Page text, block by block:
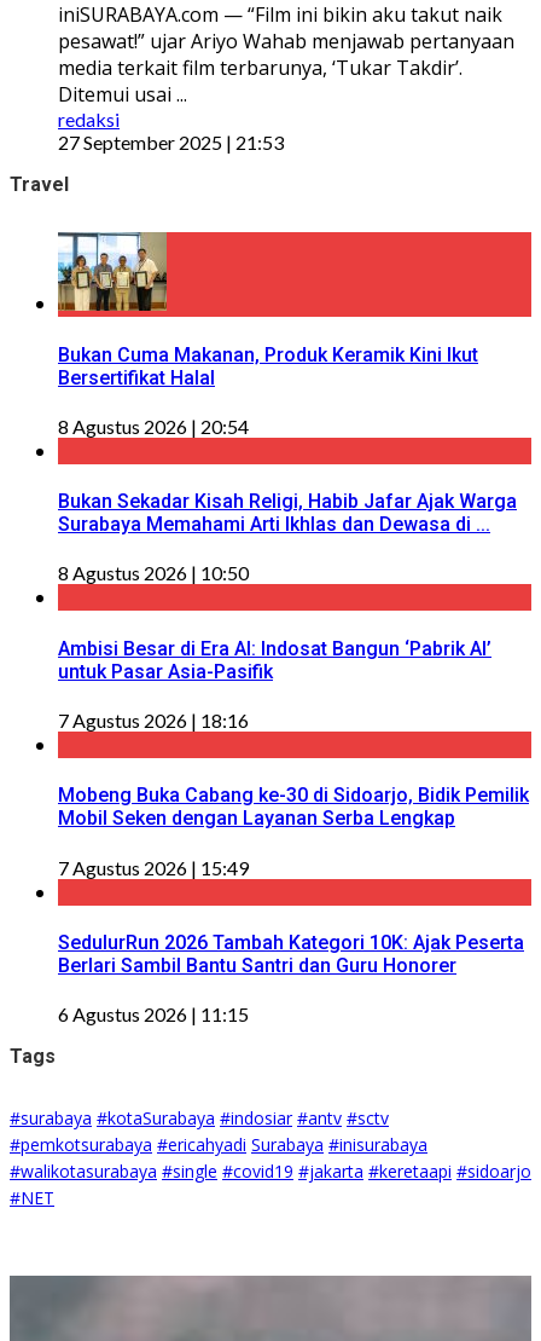
iniSURABAYA.com — “Film ini bikin aku takut naik
pesawat!” ujar Ariyo Wahab menjawab pertanyaan
media terkait film terbarunya, ‘Tukar Takdir’.
Ditemui usai ...
redaksi
27 September 2025 | 21:53
Travel
Bukan Cuma Makanan, Produk Keramik Kini Ikut
Bersertifikat Halal
8 Agustus 2026 | 20:54
Bukan Sekadar Kisah Religi, Habib Jafar Ajak Warga
Surabaya Memahami Arti Ikhlas dan Dewasa di ...
8 Agustus 2026 | 10:50
Ambisi Besar di Era AI: Indosat Bangun ‘Pabrik AI’
untuk Pasar Asia-Pasifik
7 Agustus 2026 | 18:16
Mobeng Buka Cabang ke-30 di Sidoarjo, Bidik Pemilik
Mobil Seken dengan Layanan Serba Lengkap
7 Agustus 2026 | 15:49
SedulurRun 2026 Tambah Kategori 10K: Ajak Peserta
Berlari Sambil Bantu Santri dan Guru Honorer
6 Agustus 2026 | 11:15
Tags
#surabaya #kotaSurabaya #indosiar #antv #sctv
#pemkotsurabaya #ericahyadi Surabaya #inisurabaya
#walikotasurabaya #single #covid19 #jakarta #keretaapi #sidoarjo
#NET